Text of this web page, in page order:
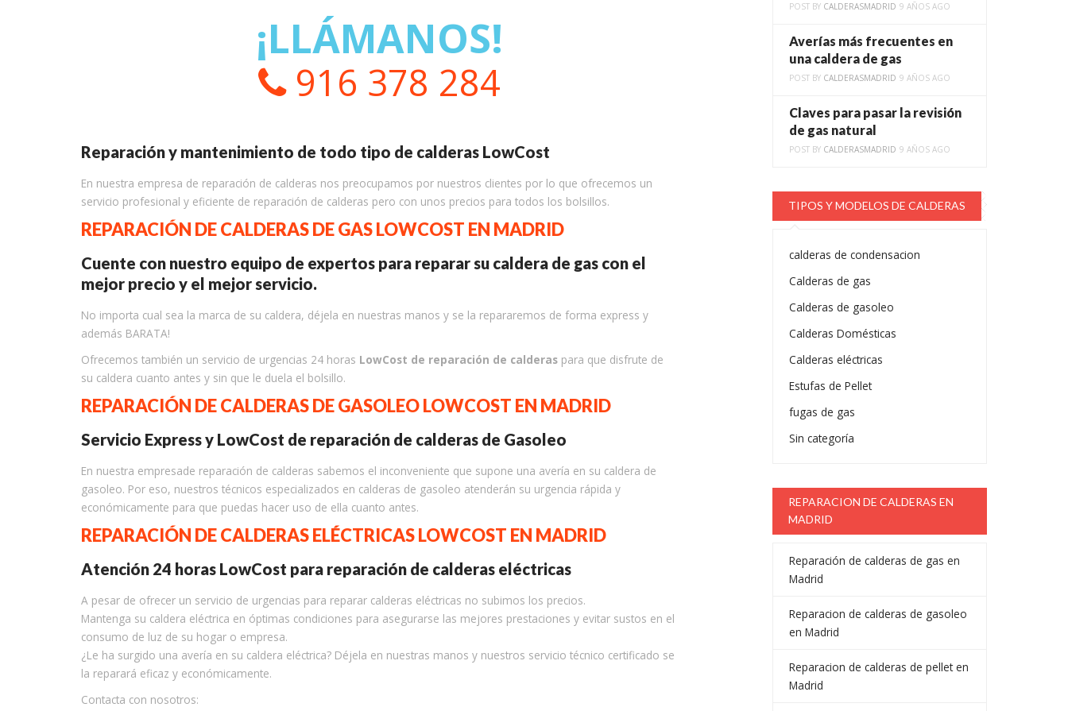
¡LLÁMANOS!
916 378 284
Reparación y mantenimiento de todo tipo de calderas LowCost
En nuestra empresa de reparación de calderas nos preocupamos por nuestros clientes por lo que ofrecemos un
servicio profesional y eficiente de reparación de calderas pero con unos precios para todos los bolsillos.
REPARACIÓN DE CALDERAS DE GAS LOWCOST EN MADRID
Cuente con nuestro equipo de expertos para reparar su caldera de gas con el
mejor precio y el mejor servicio.
No importa cual sea la marca de su caldera, déjela en nuestras manos y se la repararemos de forma express y
además BARATA!
Ofrecemos también un servicio de urgencias 24 horas LowCost de reparación de calderas para que disfrute de
su caldera cuanto antes y sin que le duela el bolsillo.
REPARACIÓN DE CALDERAS DE GASOLEO LOWCOST EN MADRID
Servicio Express y LowCost de reparación de calderas de Gasoleo
En nuestra empresade reparación de calderas sabemos el inconveniente que supone una avería en su caldera de
gasoleo. Por eso, nuestros técnicos especializados en calderas de gasoleo atenderán su urgencia rápida y
económicamente para que puedas hacer uso de ella cuanto antes.
REPARACIÓN DE CALDERAS ELÉCTRICAS LOWCOST EN MADRID
Atención 24 horas LowCost para reparación de calderas eléctricas
A pesar de ofrecer un servicio de urgencias para reparar calderas eléctricas no subimos los precios.
Mantenga su caldera eléctrica en óptimas condiciones para asegurarse las mejores prestaciones y evitar sustos en el
consumo de luz de su hogar o empresa.
¿Le ha surgido una avería en su caldera eléctrica? Déjela en nuestras manos y nuestros servicio técnico certificado se
la reparará eficaz y económicamente.
Contacta con nosotros:
POST BY CALDERASMADRID 9 AÑOS AGO
Averías más frecuentes en
una caldera de gas
POST BY CALDERASMADRID 9 AÑOS AGO
Claves para pasar la revisión
de gas natural
POST BY CALDERASMADRID 9 AÑOS AGO
TIPOS Y MODELOS DE CALDERAS
calderas de condensacion
Calderas de gas
Calderas de gasoleo
Calderas Domésticas
Calderas eléctricas
Estufas de Pellet
fugas de gas
Sin categoría
REPARACION DE CALDERAS EN
MADRID
Reparación de calderas de gas en
Madrid
Reparacion de calderas de gasoleo
en Madrid
Reparacion de calderas de pellet en
Madrid